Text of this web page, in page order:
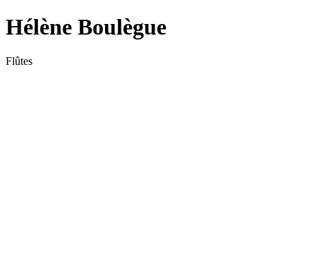
Hélène Boulègue
Flûtes